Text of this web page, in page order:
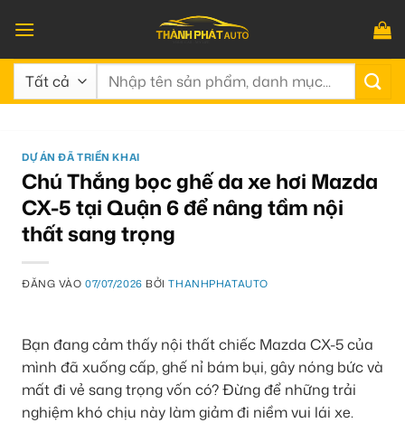
qua
nội
dung
Tìm
DỰ ÁN ĐÃ TRIỂN KHAI
Chú Thắng bọc ghế da xe hơi Mazda
CX-5 tại Quận 6 để nâng tầm nội
thất sang trọng
ĐĂNG VÀO07/07/2026 BỞITHANHPHATAUTO
Bạn đang cảm thấy nội thất chiếc Mazda CX-5 của
mình đã xuống cấp, ghế nỉ bám bụi, gây nóng bức và
mất đi vẻ sang trọng vốn có? Đừng để những trải
nghiệm khó chịu này làm giảm đi niềm vui lái xe.